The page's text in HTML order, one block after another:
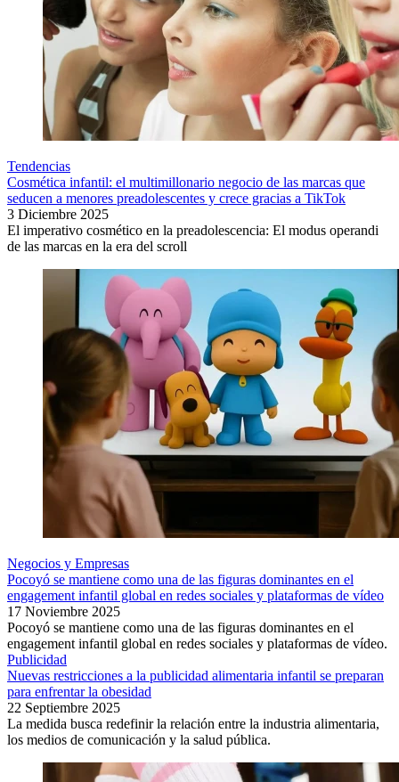
Tendencias
Cosmética infantil: el multimillonario negocio de las marcas que
seducen a menores preadolescentes y crece gracias a TikTok
3 Diciembre 2025
El imperativo cosmético en la preadolescencia: El modus operandi
de las marcas en la era del scroll
Negocios y Empresas
Pocoyó se mantiene como una de las figuras dominantes en el
engagement infantil global en redes sociales y plataformas de vídeo
17 Noviembre 2025
Pocoyó se mantiene como una de las figuras dominantes en el
engagement infantil global en redes sociales y plataformas de vídeo.
Publicidad
Nuevas restricciones a la publicidad alimentaria infantil se preparan
para enfrentar la obesidad
22 Septiembre 2025
La medida busca redefinir la relación entre la industria alimentaria,
los medios de comunicación y la salud pública.